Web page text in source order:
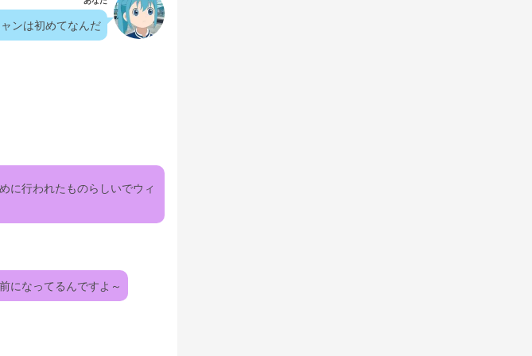
ンは初めてなんだ
に行われたものらしいでウィ
になってるんですよ～